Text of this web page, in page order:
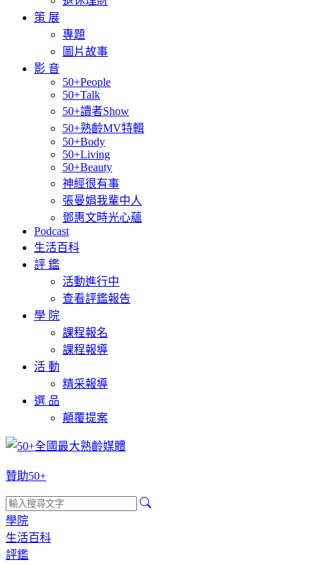
策 展
專題
圖片故事
影 音
50+People
50+Talk
50+讀者Show
50+熟齡MV特輯
50+Body
50+Living
50+Beauty
神經很有事
張曼娟我輩中人
鄧惠文時光心蘊
Podcast
生活百科
評 鑑
活動進行中
查看評鑑報告
學 院
課程報名
課程報導
活 動
精采報導
選 品
顛覆提案
贊助50+
學院
生活百科
評鑑